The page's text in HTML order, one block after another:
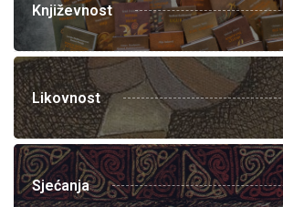
Književnost
Likovnost
Sjećanja